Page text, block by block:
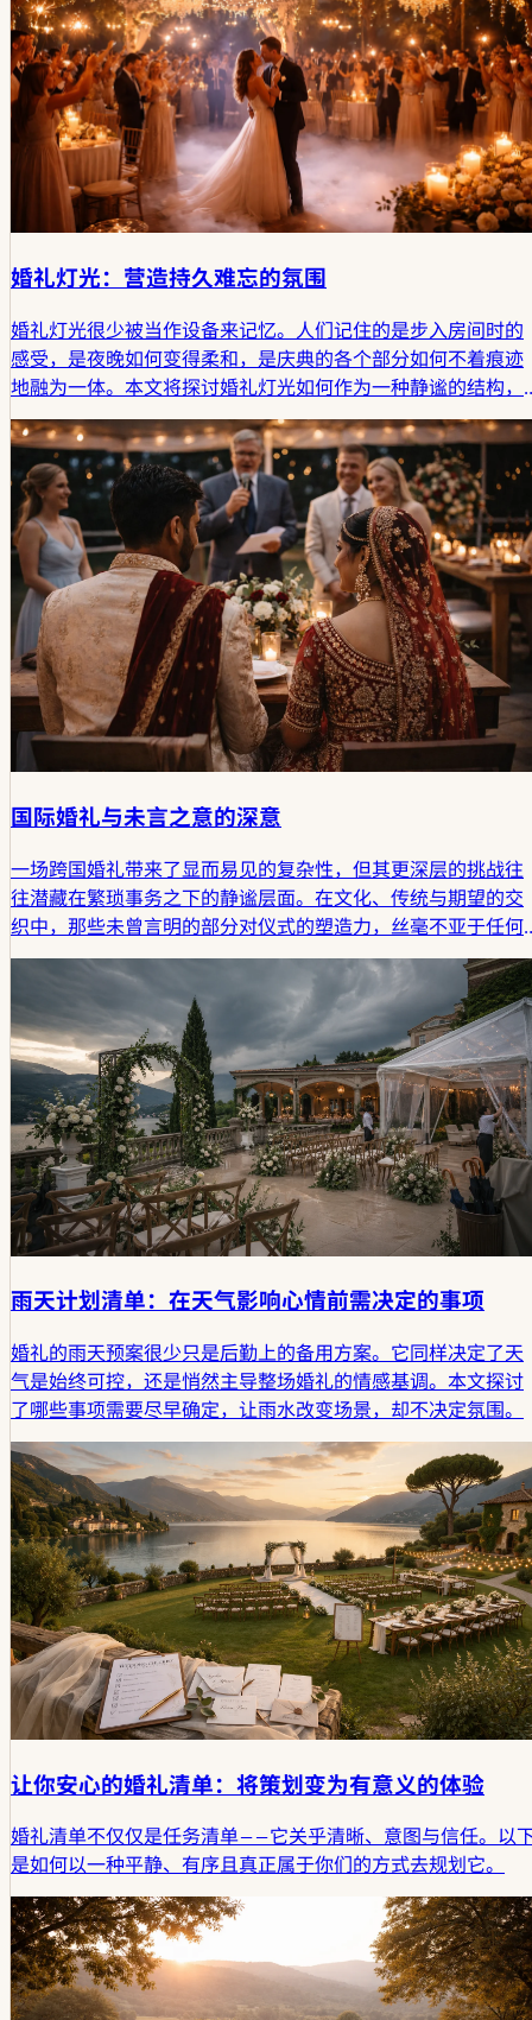
婚礼灯光：营造持久难忘的氛围
婚礼灯光很少被当作设备来记忆。人们记住的是步入房间时的
感受，是夜晚如何变得柔和，是庆典的各个部分如何不着痕迹
地融为一体。本文将探讨婚礼灯光如何作为一种静谧的结构，
塑造氛围并留下持久的印记。
国际婚礼与未言之意的深意
一场跨国婚礼带来了显而易见的复杂性，但其更深层的挑战往
往潜藏在繁琐事务之下的静谧层面。在文化、传统与期望的交
织中，那些未曾言明的部分对仪式的塑造力，丝毫不亚于任何
精心策划的环节。
雨天计划清单：在天气影响心情前需决定的事项
婚礼的雨天预案很少只是后勤上的备用方案。它同样决定了天
气是始终可控，还是悄然主导整场婚礼的情感基调。本文探讨
了哪些事项需要尽早确定，让雨水改变场景，却不决定氛围。
让你安心的婚礼清单：将策划变为有意义的体验
婚礼清单不仅仅是任务清单——它关乎清晰、意图与信任。以
是如何以一种平静、有序且真正属于你们的方式去规划它。